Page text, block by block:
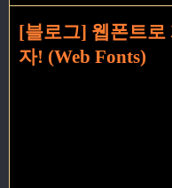
[블로그] 웹폰트로
자! (Web Fonts)